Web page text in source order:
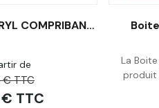
PRESSBAND ACRYL COMPRIBANDE 15MMX10mm/18M
de
€ TTC
TTC
La
produit